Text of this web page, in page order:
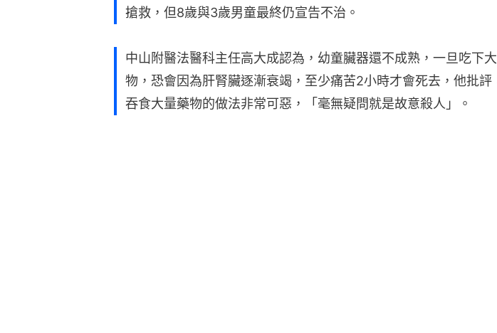
搶救，但8歲與3歲男童最終仍宣告不治。
中山附醫法醫科主任高大成認為，幼童臟器還不成熟，一旦吃下
物，恐會因為肝腎臟逐漸衰竭，至少痛苦2小時才會死去，他批評
吞食大量藥物的做法非常可惡，「毫無疑問就是故意殺人」。